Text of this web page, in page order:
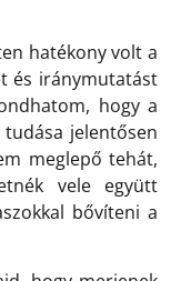
hatékony volt a
és iránymutatást
hogy a
jelentősen
meglepő tehát,
vele együtt
bővíteni a